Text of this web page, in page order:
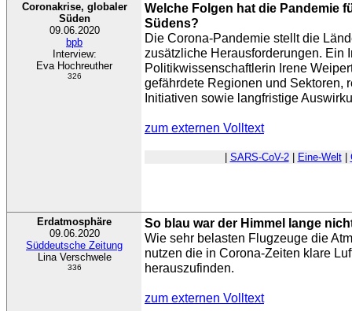
Coronakrise, globaler
Süden
09.06.2020
bpb
Interview:
Eva Hochreuther
326
Welche Folgen hat die Pandemie
Südens?
Die Corona-Pandemie stellt die
zusätzliche Herausforderungen. Ein
Politikwissenschaftlerin Irene
gefährdete Regionen und Sektoren,
Initiativen sowie langfristige
zum externen Volltext
SARS-CoV-2| Eine-Welt|
Erdatmosphäre
09.06.2020
Süddeutsche Zeitung
Lina Verschwele
336
So blau war der Himmel lange
Wie sehr belasten Flugzeuge die
nutzen die in Corona-Zeiten klare
herauszufinden.
zum externen Volltext